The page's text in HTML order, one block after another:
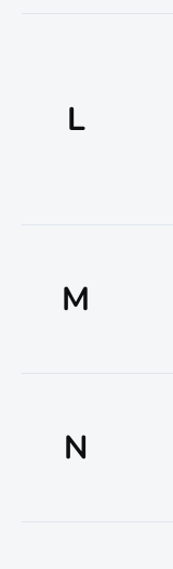
L
M
N